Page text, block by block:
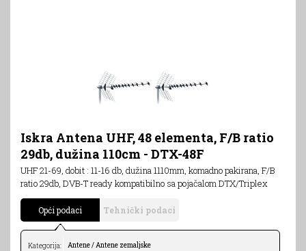
Iskra Antena UHF, 48 elementa, F/B ratio
29db, dužina 110cm - DTX-48F
UHF 21-69, dobit : 11-16 db, dužina 1110mm, komadno pakirana, F/B
ratio 29db, DVB-T ready kompatibilno sa pojačalom DTX/Triplex
Opći podaci Tehnički podaci
Kategorija: Antene / Antene zemaljske